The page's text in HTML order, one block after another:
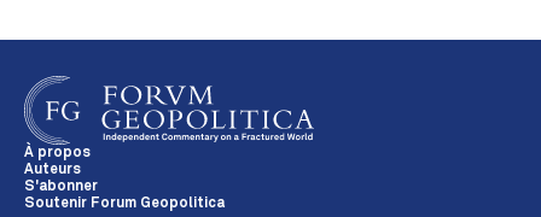
À propos
Auteurs
S'abonner
Soutenir Forum Geopolitica